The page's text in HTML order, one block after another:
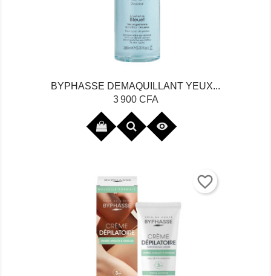
BYPHASSE DEMAQUILLANT YEUX...
Prix
3 900 CFA

favorite_border